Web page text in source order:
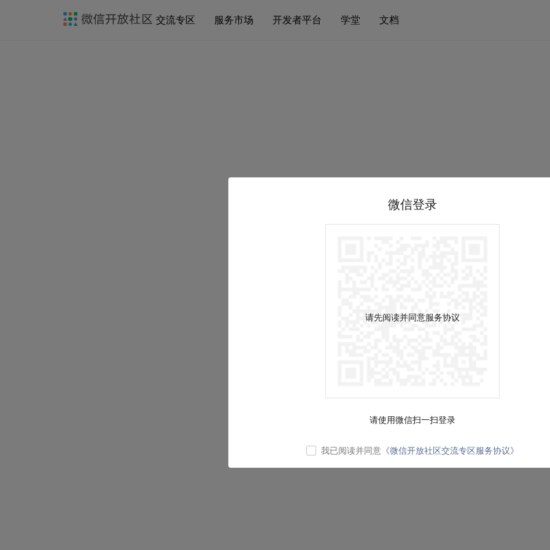
交流专区 服务市场 开发者平台 学堂 文档
微信登录
请先阅读并同意服务协议
请使用微信扫一扫登录
我已阅读并同意 《微信开放社区交流专区服务协议》